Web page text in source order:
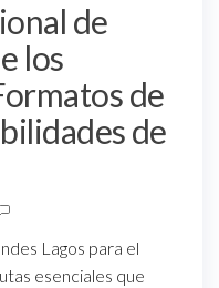
de
los
de
de
Lagos para el
esenciales que